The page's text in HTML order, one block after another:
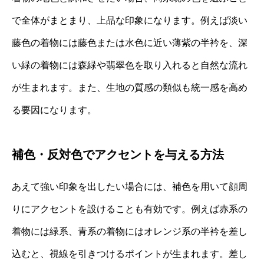
で全体がまとまり、上品な印象になります。例えば淡い
藤色の着物には藤色または水色に近い薄紫の半衿を、深
い緑の着物には森緑や翡翠色を取り入れると自然な流れ
が生まれます。また、生地の質感の類似も統一感を高め
る要因になります。
補色・反対色でアクセントを与える方法
あえて強い印象を出したい場合には、補色を用いて顔周
りにアクセントを設けることも有効です。例えば赤系の
着物には緑系、青系の着物にはオレンジ系の半衿を差し
込むと、視線を引きつけるポイントが生まれます。差し